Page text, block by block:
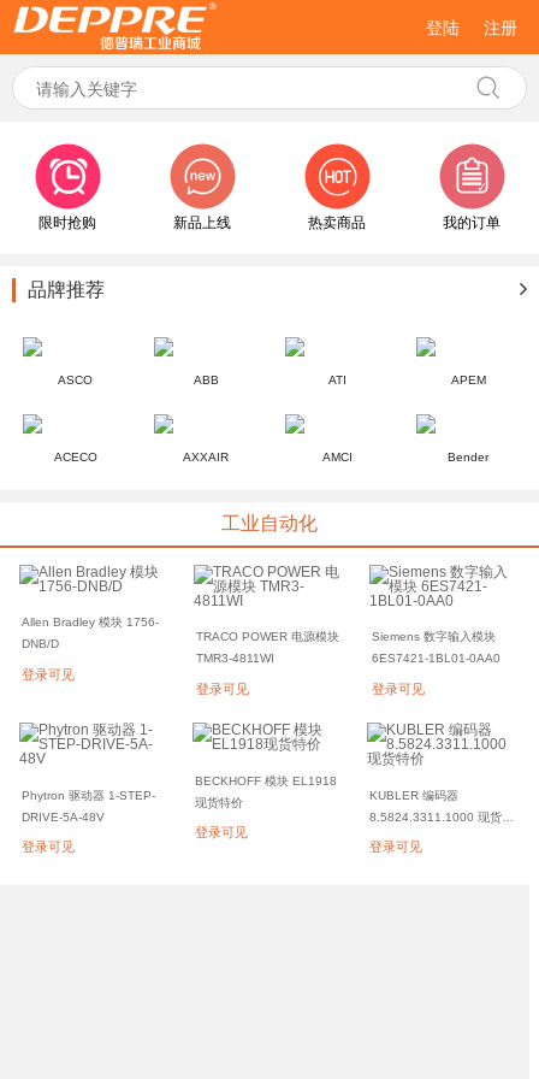
登陆 注册
限时抢购 新品上线 热卖商品 我的订单
品牌推荐
ASCO ABB ATI APEM
ACECO AXXAIR AMCI Bender
工业自动化
Allen Bradley 模块 1756-
DNB/D
登录可见
TRACO POWER 电源模块
TMR3-4811WI
登录可见
Siemens 数字输入模块
6ES7421-1BL01-0AA0
登录可见
Phytron 驱动器 1-STEP-
DRIVE-5A-48V
登录可见
BECKHOFF 模块 EL1918
现货特价
登录可见
KUBLER 编码器
8.5824.3311.1000 现货特
价
登录可见